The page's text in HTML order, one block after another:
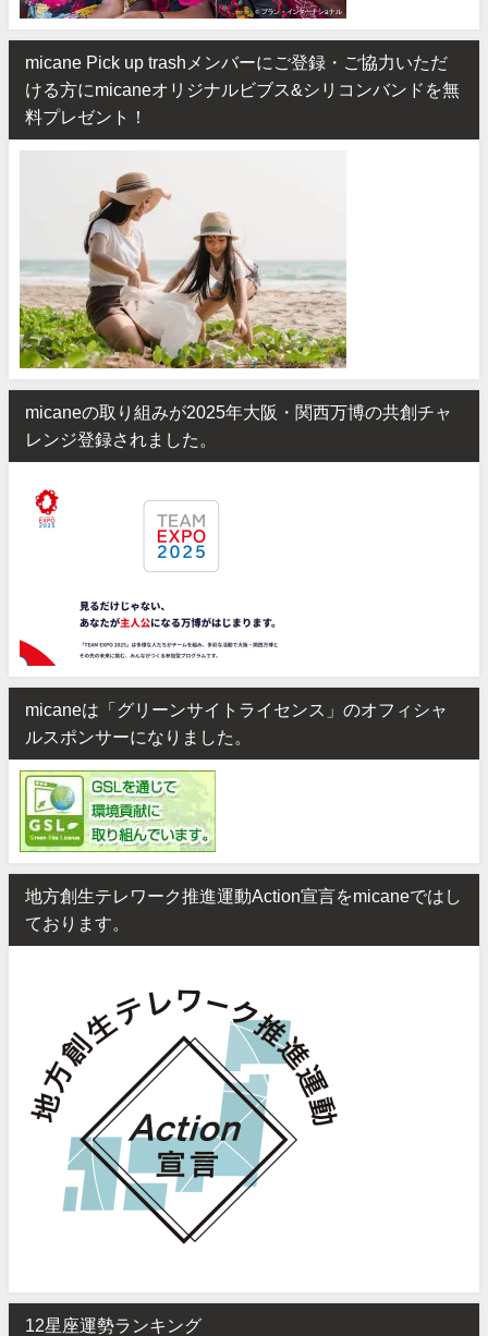
micane Pick up trashメンバーにご登録・ご協力いただ
ける方にmicaneオリジナルビブス&シリコンバンドを無
料プレゼント！
micaneの取り組みが2025年大阪・関西万博の共創チャ
レンジ登録されました。
micaneは「グリーンサイトライセンス」のオフィシャ
ルスポンサーになりました。
地方創生テレワーク推進運動Action宣言をmicaneではし
ております。
12星座運勢ランキング